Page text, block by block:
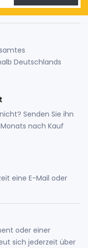
Deutschlands
Senden Sie ihn
nach Kauf
eine E-Mail oder
oder einer
sich jederzeit über